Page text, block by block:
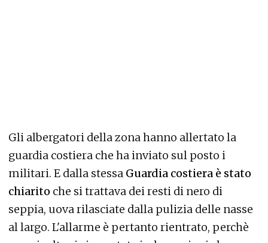
Gli albergatori della zona hanno allertato la
guardia costiera che ha inviato sul posto i
militari. E dalla stessa Guardia costiera è stato
chiarito che si trattava dei resti di nero di
seppia, uova rilasciate dalla pulizia delle nasse
al largo. L'allarme è pertanto rientrato, perchè